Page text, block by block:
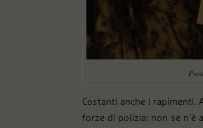
Costanti anche i rapimenti.
forze di polizia: non se n’è